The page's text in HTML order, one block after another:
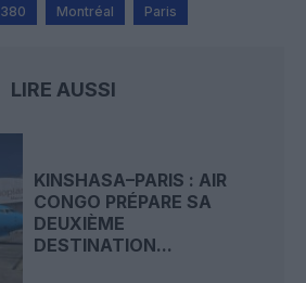
Montréal Paris
LIRE AUSSI
KINSHASA–PARIS : AIR
CONGO PRÉPARE SA
DEUXIÈME
DESTINATION...